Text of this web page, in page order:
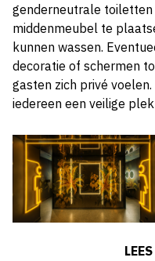
genderneutrale
middenmeubel te
kunnen wassen.
decoratie of schermen
gasten zich privé
iedereen een veilige plek